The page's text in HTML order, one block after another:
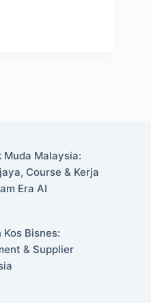
Muda Malaysia:
Course & Kerja
Era AI
Kos Bisnes:
& Supplier